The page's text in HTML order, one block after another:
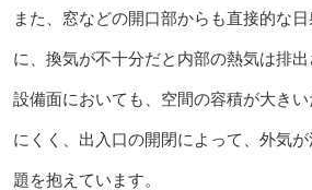
また、窓などの開口部からも直接的な
に、換気が不十分だと内部の熱気は排出
設備面においても、空間の容積が大き
にくく、出入口の開閉によって、外気
題を抱えています。